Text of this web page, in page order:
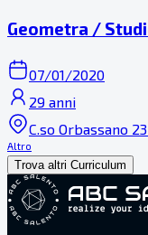
Geometra /
07/01/2020
29 anni
C.so Orbassano
Altro
Trova altri Curriculum